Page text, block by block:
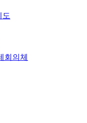
도
회의체